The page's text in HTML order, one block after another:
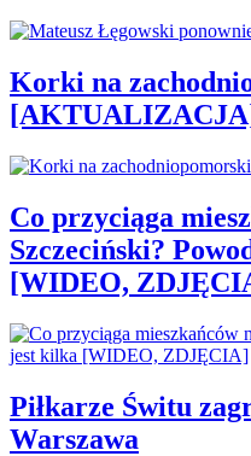
Korki na
Co przyciąga
Szczeciński?
[WIDEO,
Piłkarze Świtu
Warszawa